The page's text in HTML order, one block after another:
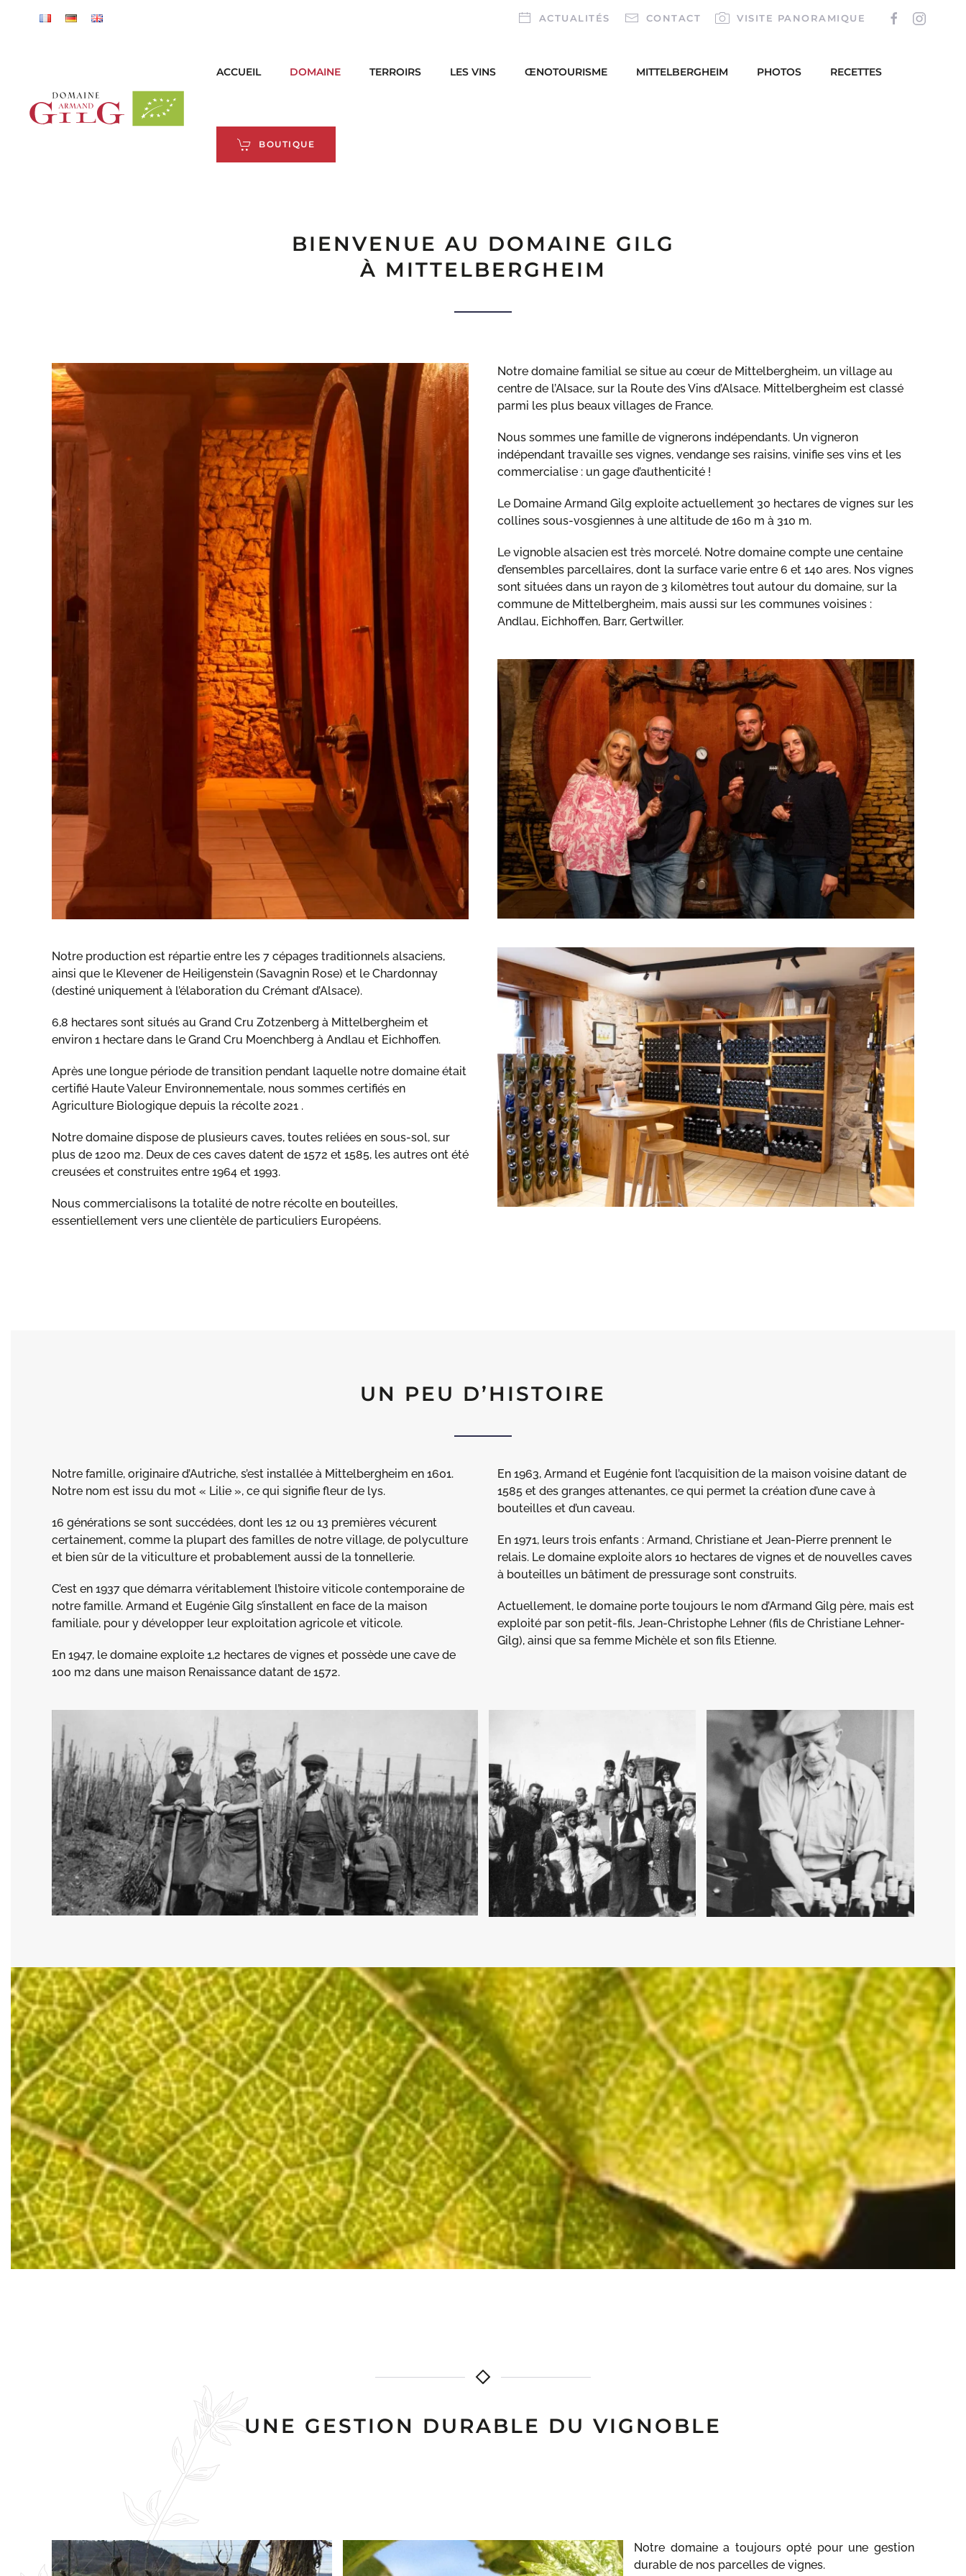
ACTUALITÉS CONTACT VISITE PANORAMIQUE
ACCUEIL DOMAINE TERROIRS LES VINS ŒNOTOURISME MITTELBERGHEIM PHOTOS RECETTES
BOUTIQUE
BIENVENUE AU DOMAINE GILG
À MITTELBERGHEIM
Notre production est répartie entre les 7 cépages traditionnels alsaciens,
ainsi que le Klevener de Heiligenstein (Savagnin Rose) et le Chardonnay
(destiné uniquement à l’élaboration du Crémant d’Alsace).
6,8 hectares sont situés au Grand Cru Zotzenberg à Mittelbergheim et
environ 1 hectare dans le Grand Cru Moenchberg à Andlau et Eichhoffen.
Après une longue période de transition pendant laquelle notre domaine était
certifié Haute Valeur Environnementale, nous sommes certifiés en
Agriculture Biologique depuis la récolte 2021 .
Notre domaine dispose de plusieurs caves, toutes reliées en sous-sol, sur
plus de 1200 m2. Deux de ces caves datent de 1572 et 1585, les autres ont été
creusées et construites entre 1964 et 1993.
Nous commercialisons la totalité de notre récolte en bouteilles,
essentiellement vers une clientèle de particuliers Européens.
Notre domaine familial se situe au cœur de Mittelbergheim, un village au
centre de l’Alsace, sur la Route des Vins d’Alsace. Mittelbergheim est classé
parmi les plus beaux villages de France.
Nous sommes une famille de vignerons indépendants. Un vigneron
indépendant travaille ses vignes, vendange ses raisins, vinifie ses vins et les
commercialise : un gage d’authenticité !
Le Domaine Armand Gilg exploite actuellement 30 hectares de vignes sur les
collines sous-vosgiennes à une altitude de 160 m à 310 m.
Le vignoble alsacien est très morcelé. Notre domaine compte une centaine
d’ensembles parcellaires, dont la surface varie entre 6 et 140 ares. Nos vignes
sont situées dans un rayon de 3 kilomètres tout autour du domaine, sur la
commune de Mittelbergheim, mais aussi sur les communes voisines :
Andlau, Eichhoffen, Barr, Gertwiller.
UN PEU D’HISTOIRE
Notre famille, originaire d’Autriche, s’est installée à Mittelbergheim en 1601.
Notre nom est issu du mot « Lilie », ce qui signifie fleur de lys.
16 générations se sont succédées, dont les 12 ou 13 premières vécurent
certainement, comme la plupart des familles de notre village, de polyculture
et bien sûr de la viticulture et probablement aussi de la tonnellerie.
C’est en 1937 que démarra véritablement l’histoire viticole contemporaine de
notre famille. Armand et Eugénie Gilg s’installent en face de la maison
familiale, pour y développer leur exploitation agricole et viticole.
En 1947, le domaine exploite 1,2 hectares de vignes et possède une cave de
100 m2 dans une maison Renaissance datant de 1572.
En 1963, Armand et Eugénie font l’acquisition de la maison voisine datant de
1585 et des granges attenantes, ce qui permet la création d’une cave à
bouteilles et d’un caveau.
En 1971, leurs trois enfants : Armand, Christiane et Jean-Pierre prennent le
relais. Le domaine exploite alors 10 hectares de vignes et de nouvelles caves
à bouteilles un bâtiment de pressurage sont construits.
Actuellement, le domaine porte toujours le nom d’Armand Gilg père, mais est
exploité par son petit-fils, Jean-Christophe Lehner (fils de Christiane Lehner-
Gilg), ainsi que sa femme Michèle et son fils Etienne.
UNE GESTION DURABLE DU VIGNOBLE
Notre domaine a toujours opté pour une gestion
durable de nos parcelles de vignes.